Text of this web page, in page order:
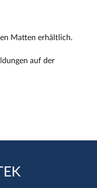
Matten erhältlich.
auf der